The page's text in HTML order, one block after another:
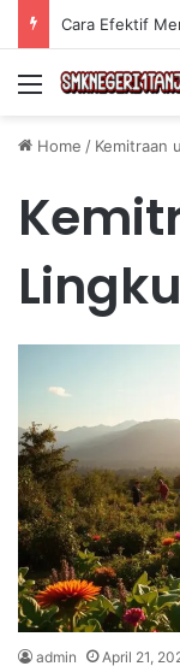
Menu
Home / Kemitraan
admin April 21,